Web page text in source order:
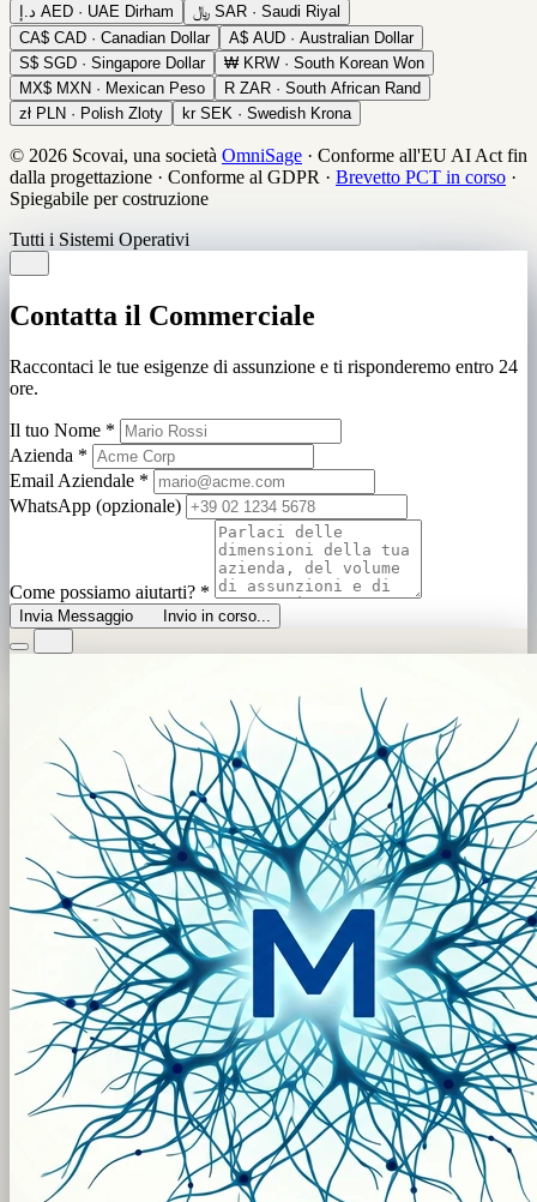
د.إ AED · UAE Dirham ﷼ SAR · Saudi Riyal
CA$ CAD · Canadian Dollar A$ AUD · Australian Dollar
S$ SGD · Singapore Dollar ₩ KRW · South Korean Won
MX$ MXN · Mexican Peso R ZAR · South African Rand
zł PLN · Polish Zloty kr SEK · Swedish Krona
© 2026 Scovai, una società OmniSage · Conforme all'EU AI Act fin
dalla progettazione · Conforme al GDPR · Brevetto PCT in corso ·
Spiegabile per costruzione
Tutti i Sistemi Operativi
Contatta il Commerciale
Raccontaci le tue esigenze di assunzione e ti risponderemo entro 24
ore.
Il tuo Nome *
Azienda *
Email Aziendale *
WhatsApp (opzionale)
Come possiamo aiutarti? *
Invia Messaggio Invio in corso...